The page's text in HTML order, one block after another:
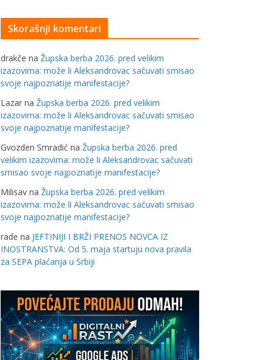
Skorašnji komentari
drakče na Župska berba 2026. pred velikim
izazovima: može li Aleksandrovac sačuvati smisao
svoje najpoznatije manifestacije?
Lazar na Župska berba 2026. pred velikim
izazovima: može li Aleksandrovac sačuvati smisao
svoje najpoznatije manifestacije?
Gvozden Smradić na Župska berba 2026. pred
velikim izazovima: može li Aleksandrovac sačuvati
smisao svoje najpoznatije manifestacije?
Milisav na Župska berba 2026. pred velikim
izazovima: može li Aleksandrovac sačuvati smisao
svoje najpoznatije manifestacije?
rade na JEFTINIJI I BRŽI PRENOS NOVCA IZ
INOSTRANSTVA: Od 5. maja startuju nova pravila
za SEPA plaćanja u Srbiji